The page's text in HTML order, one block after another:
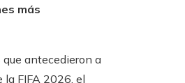
más
antecedieron a
la FIFA 2026, el